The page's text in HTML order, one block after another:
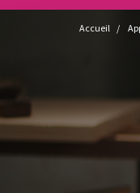
Fil
Accueil